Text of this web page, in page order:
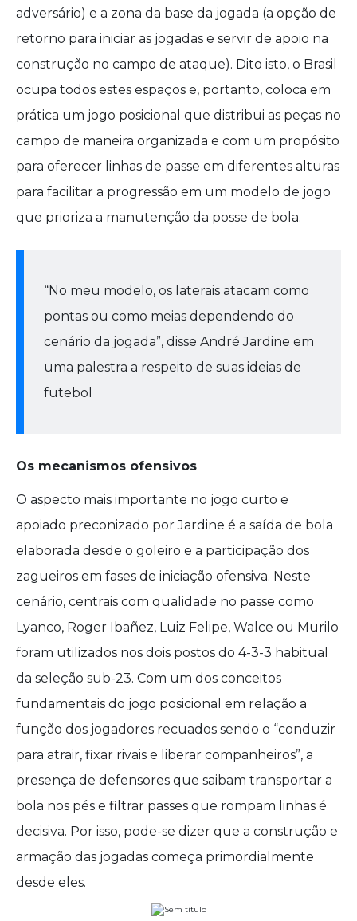
adversário) e a zona da base da jogada (a opção de
retorno para iniciar as jogadas e servir de apoio na
construção no campo de ataque). Dito isto, o Brasil
ocupa todos estes espaços e, portanto, coloca em
prática um jogo posicional que distribui as peças no
campo de maneira organizada e com um propósito
para oferecer linhas de passe em diferentes alturas
para facilitar a progressão em um modelo de jogo
que prioriza a manutenção da posse de bola.
“No meu modelo, os laterais atacam como
pontas ou como meias dependendo do
cenário da jogada”, disse André Jardine em
uma palestra a respeito de suas ideias de
futebol
Os mecanismos ofensivos
O aspecto mais importante no jogo curto e
apoiado preconizado por Jardine é a saída de bola
elaborada desde o goleiro e a participação dos
zagueiros em fases de iniciação ofensiva. Neste
cenário, centrais com qualidade no passe como
Lyanco, Roger Ibañez, Luiz Felipe, Walce ou Murilo
foram utilizados nos dois postos do 4-3-3 habitual
da seleção sub-23. Com um dos conceitos
fundamentais do jogo posicional em relação a
função dos jogadores recuados sendo o “conduzir
para atrair, fixar rivais e liberar companheiros”, a
presença de defensores que saibam transportar a
bola nos pés e filtrar passes que rompam linhas é
decisiva. Por isso, pode-se dizer que a construção e
armação das jogadas começa primordialmente
desde eles.